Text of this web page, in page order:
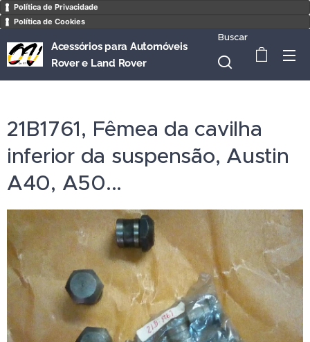
Política de Privacidade
Política de Cookies
Acessórios para Automóveis
Rover e Land Rover
Buscar
21B1761, Fêmea da cavilha
inferior da suspensão, Austin
A40, A50...